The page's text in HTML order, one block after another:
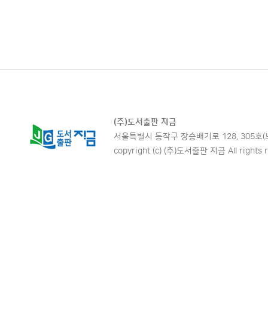
(주)도서출판 지금
서울특별시 동작구 장승배기로 128, 305
copyright (c) (주)도서출판 지금 All rights